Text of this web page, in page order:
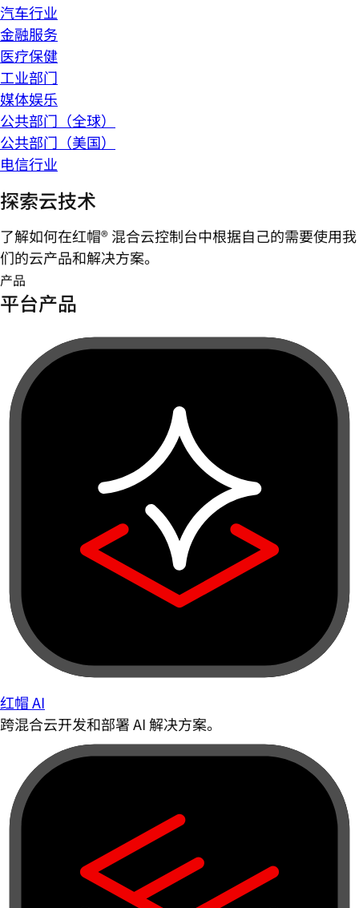
汽车行业
金融服务
医疗保健
工业部门
媒体娱乐
公共部门（全球）
公共部门（美国）
电信行业
探索云技术
了解如何在红帽® 混合云控制台中根据自己的需要使用我
们的云产品和解决方案。
产品
平台产品
红帽 AI
跨混合云开发和部署 AI 解决方案。